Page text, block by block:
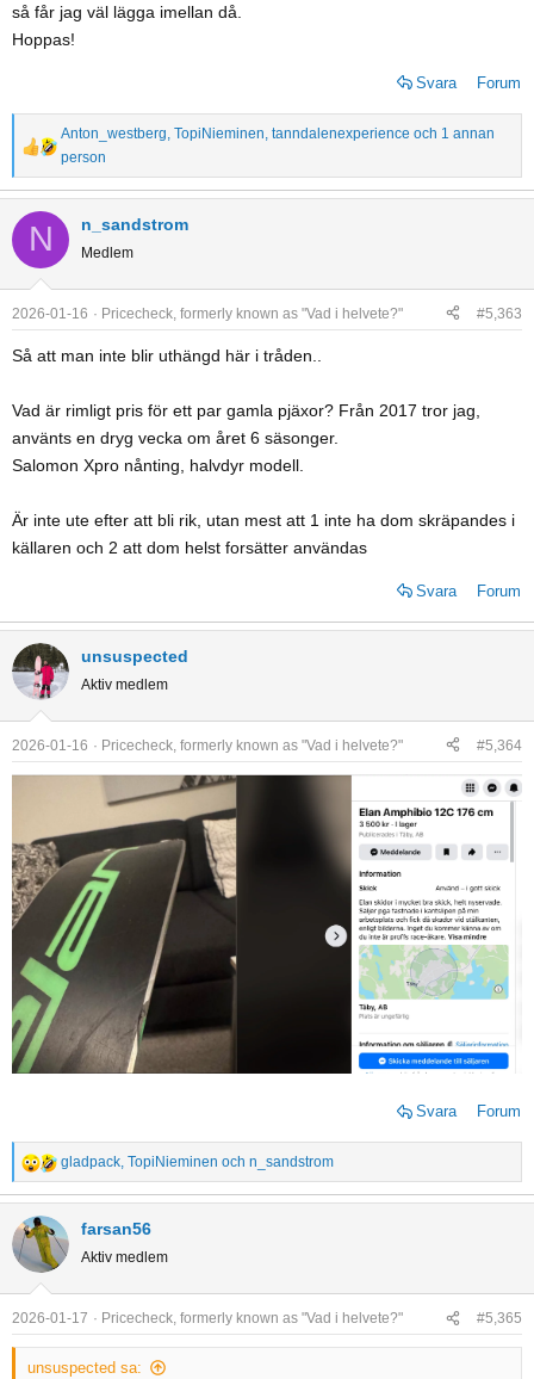
så får jag väl lägga imellan då.
Hoppas!
Svara Forum
R
e
a
n
s
Anton_westberg TopiNieminen tanndalenexperience och 1 annan
person
N n_sandstrom
Medlem
2026-01-16 Pricecheck, formerly known as "Vad i helvete?" #5,363
Så att man inte blir uthängd här i tråden..
Vad är rimligt pris för ett par gamla pjäxor? Från 2017 tror jag,
använts en dryg vecka om året 6 säsonger.
Salomon Xpro nånting, halvdyr modell.
Är inte ute efter att bli rik, utan mest att 1 inte ha dom skräpandes i
källaren och 2 att dom helst forsätter användas
Svara Forum
unsuspected
Aktiv medlem
2026-01-16 Pricecheck, formerly known as "Vad i helvete?" #5,364
Svara Forum
R
e
a
c
t
i
o
n
gladpack, TopiNieminen och n_sandstrom
farsan56
Aktiv medlem
2026-01-17 Pricecheck, formerly known as "Vad i helvete?" #5,365
unsuspected sa: